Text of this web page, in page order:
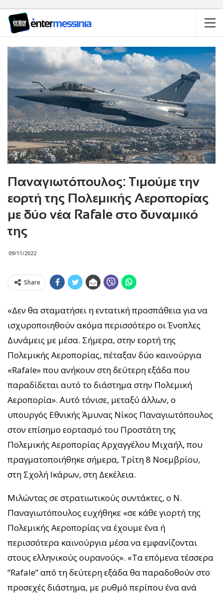
Παναγιωτόπουλος: Τιμούμε την
εορτή της Πολεμικής Αεροπορίας
με δύο νέα Rafale στο δυναμικό
της
09/11/2022
Share
«Δεν θα σταματήσει η εντατική προσπάθεια για να
ισχυροποιηθούν ακόμα περισσότερο οι Ένοπλες
Δυνάμεις με μέσα. Σήμερα, στην εορτή της
Πολεμικής Αεροπορίας, πέταξαν δύο καινούργια
«Rafale» που ανήκουν στη δεύτερη εξάδα που
παραδίδεται αυτό το διάστημα στην Πολεμική
Αεροπορία». Αυτό τόνισε, μεταξύ άλλων, ο
υπουργός Εθνικής Άμυνας Νίκος Παναγιωτόπουλος
στον επίσημο εορτασμό του Προστάτη της
Πολεμικής Αεροπορίας Αρχαγγέλου Μιχαήλ, που
πραγματοποιήθηκε σήμερα, Τρίτη 8 Νοεμβρίου,
στη Σχολή Ικάρων, στη Δεκέλεια.
Μιλώντας σε στρατιωτικούς συντάκτες, ο Ν.
Παναγιωτόπουλος ευχήθηκε «σε κάθε γιορτή της
Πολεμικής Αεροπορίας να έχουμε ένα ή
περισσότερα καινούργια μέσα να εμφανίζονται
στους ελληνικούς ουρανούς». «Τα επόμενα τέσσερα
“Rafale” από τη δεύτερη εξάδα θα παραδοθούν στο
προσεχές διάστημα, με ρυθμό περίπου ένα ανά